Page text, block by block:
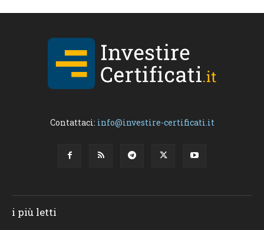
Contattaci: info@investire-certificati.it
i più letti